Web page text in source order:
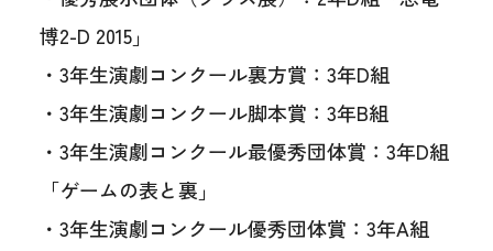
博2-D 2015」
・3年生演劇コンクール裏方賞：3年D組
・3年生演劇コンクール脚本賞：3年B組
・3年生演劇コンクール最優秀団体賞：3年D組
「ゲームの表と裏」
・3年生演劇コンクール優秀団体賞：3年A組